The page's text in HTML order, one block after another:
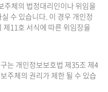
주체의 법정대리인이나 위임을
수 있습니다. 이 경우 개인정
제11호 서식에 따른 위임장을
는 개인정보보호법 제35조 제4
주체의 권리가 제한 될 수 있습